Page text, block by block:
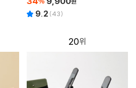
9.2 (43)
20